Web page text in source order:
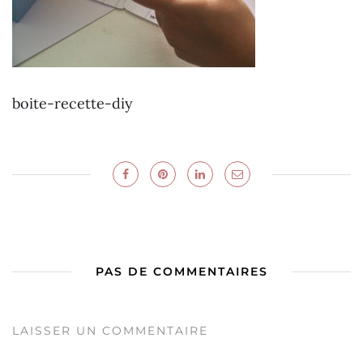
boite-recette-diy
PAS DE COMMENTAIRES
LAISSER UN COMMENTAIRE